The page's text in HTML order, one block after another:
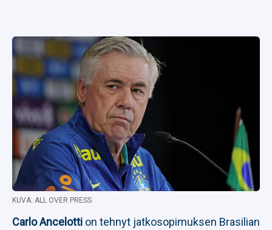
KUVA: ALL OVER PRESS
Carlo Ancelotti on tehnyt jatkosopimuksen Brasilian